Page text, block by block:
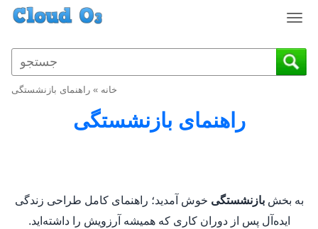
T
g
g
t
خانه » راهنمای بازنشستگی
راهنمای بازنشستگی
به بخشبازنشستگی خوش آمدید؛ راهنمای کامل طراحی زندگی
ایده‌آل پس از دوران کاری که همیشه آرزویش را داشته‌اید.